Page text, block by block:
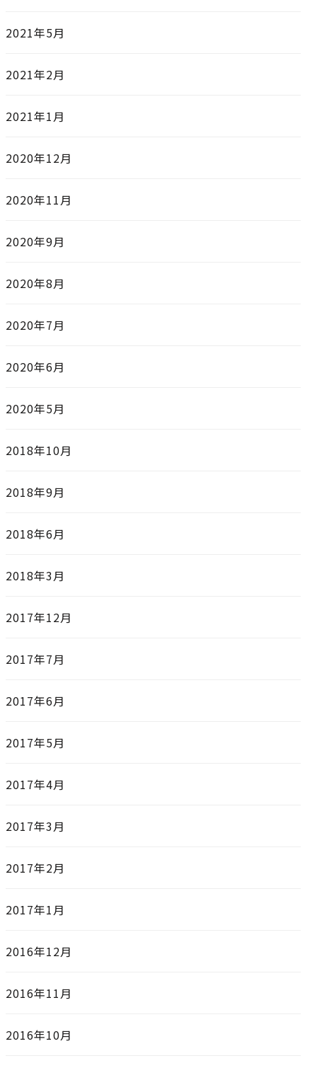
2021年5月
2021年2月
2021年1月
2020年12月
2020年11月
2020年9月
2020年8月
2020年7月
2020年6月
2020年5月
2018年10月
2018年9月
2018年6月
2018年3月
2017年12月
2017年7月
2017年6月
2017年5月
2017年4月
2017年3月
2017年2月
2017年1月
2016年12月
2016年11月
2016年10月